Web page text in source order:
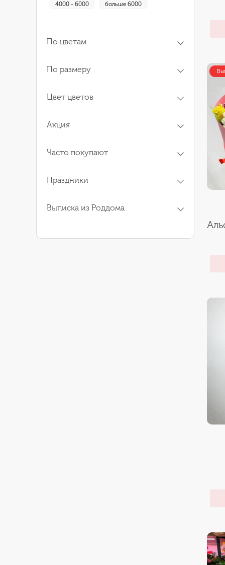
4000 - 6000
больше 6000
По цветам
По размеру
Цвет цветов
Акция
Часто покупают
Праздники
Выписка из Роддома